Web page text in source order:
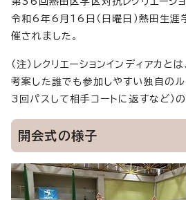
令和6年6月16日（日曜日）熱田生涯
催されました。
（注）レクリエーションインディアカと
考案した誰でも参加しやすい独自のル
3回パスして相手コートに返すなど）の
開会式の様子